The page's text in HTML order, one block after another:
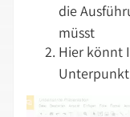
die
müsst
Hier könnt